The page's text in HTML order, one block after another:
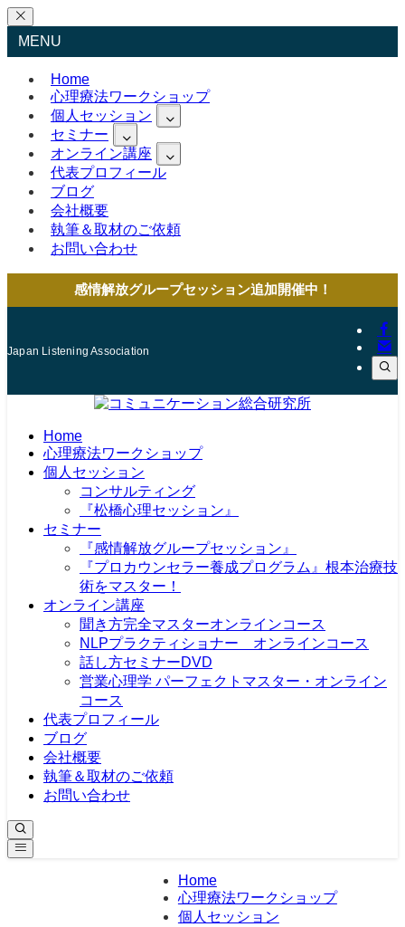
MENU
Home
心理療法ワークショップ
個人セッション
セミナー
オンライン講座
代表プロフィール
ブログ
会社概要
執筆＆取材のご依頼
お問い合わせ
感情解放グループセッション追加開催中！
Japan Listening Association
Home
心理療法ワークショップ
個人セッション
コンサルティング
『松橋心理セッション』
セミナー
『感情解放グループセッション』
『プロカウンセラー養成プログラム』根本治療技
術をマスター！
オンライン講座
聞き方完全マスターオンラインコース
NLPプラクティショナー オンラインコース
話し方セミナーDVD
営業心理学 パーフェクトマスター・オンライン
コース
代表プロフィール
ブログ
会社概要
執筆＆取材のご依頼
お問い合わせ
Home
心理療法ワークショップ
個人セッション